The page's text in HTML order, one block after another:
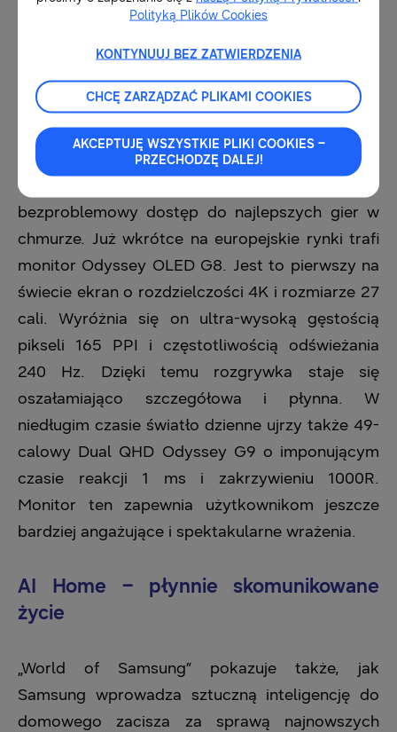
aktualizowane przez 7 lat.
Samsung na nowo definiuje gry innowacjami
opartymi na AI – od Automatycznego Trybu Gry
AI, który samoczynnie wykrywa typy gier i
dostosowuje ustawienia dla każdej z nich, po
Samsung Gaming Hub oferujący
bezproblemowy dostęp do najlepszych gier w
chmurze. Już wkrótce na europejskie rynki trafi
monitor Odyssey OLED G8. Jest to pierwszy na
świecie ekran o rozdzielczości 4K i rozmiarze 27
cali. Wyróżnia się on ultra-wysoką gęstością
pikseli 165 PPI i częstotliwością odświeżania
240 Hz. Dzięki temu rozgrywka staje się
oszałamiająco szczegółowa i płynna. W
niedługim czasie światło dzienne ujrzy także 49-
calowy Dual QHD Odyssey G9 o imponującym
czasie reakcji 1 ms i zakrzywieniu 1000R.
Monitor ten zapewnia użytkownikom jeszcze
bardziej angażujące i spektakularne wrażenia.
AI Home – płynnie skomunikowane
życie
„World of Samsung” pokazuje także, jak
Samsung wprowadza sztuczną inteligencję do
domowego zacisza za sprawą najnowszych
Polityką Plików Cookies
KONTYNUUJ BEZ ZATWIERDZENIA
CHCĘ ZARZĄDZAĆ PLIKAMI COOKIES
AKCEPTUJĘ WSZYSTKIE PLIKI COOKIES –
PRZECHODZĘ DALEJ!